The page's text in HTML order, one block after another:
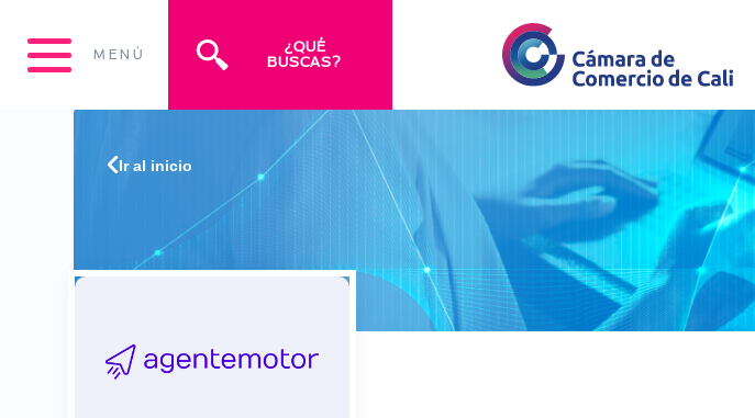
MENÚ
¿QUÉ
BUSCAS?
Ir al inicio